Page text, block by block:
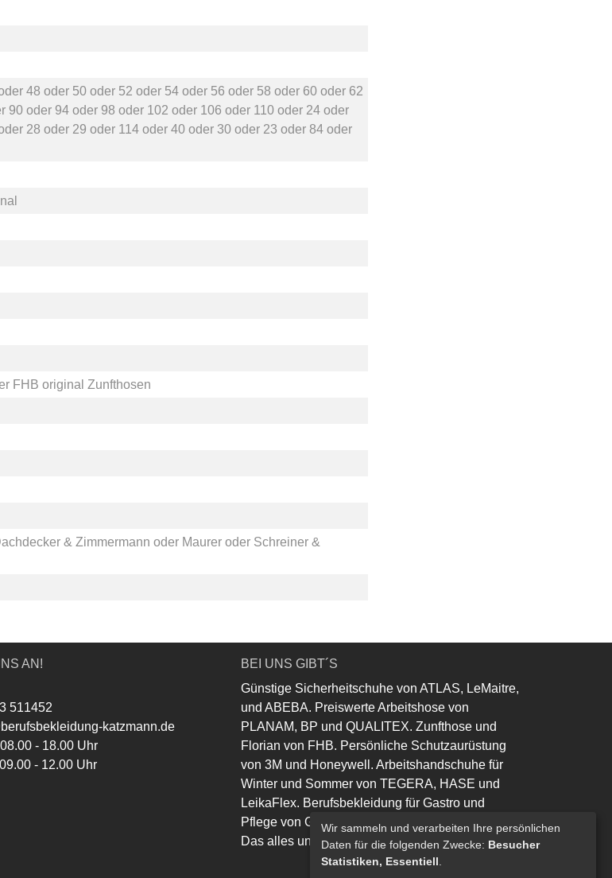
48 oder 50oder 52 oder 54oder 56 oder 58 oder 60oder 62
90oder 94oder 98 oder 102 oder 106 oder 110oder 24oder
28 oder 29 oder 114oder 40oder 30oder 23 oder 84oder
FHB original Zunfthosen
& Zimmermann oder Maureroder Schreiner &
AN!
511452
katzmann.de
- 18.00 Uhr
- 12.00 Uhr
BEI UNS GIBT´S
Günstige Sicherheitschuhe von ATLAS, LeMaitre,
und ABEBA. Preiswerte Arbeitshose von
PLANAM, BP und QUALITEX. Zunfthose und
Florian von FHB. Persönliche Schutzaurüstung
von 3M und Honeywell. Arbeitshandschuhe für
Winter und Sommer von TEGERA, HASE und
LeikaFlex. Berufsbekleidung für Gastro und
Pflege von Greiff und Leiber.
Das alles und noch viel mehr......
Wir sammeln und verarbeiten Ihre persönlichen
Daten für die folgenden Zwecke: Besucher
Statistiken, Essentiell